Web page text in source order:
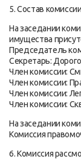
5. Состав
На заседании
имущества
Председатель
Секретарь:
Член комиссии:
Член комиссии:
Член комиссии:
Член комиссии:
На заседании
Комиссия
6. Комиссия